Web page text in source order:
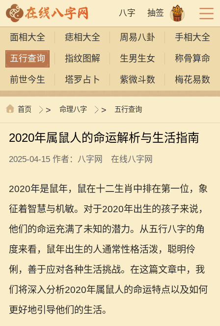
八字 抽签
面相大全 痣相大全 周易八卦 手相大全
五行查询 指纹图解 生男生女 称骨算命
前世今生 塔罗占卜 紫微斗数 梅花易数
首页 > 命理八字 > 五行查询
2020年属鼠人的命运解析与生活指南
2025-04-15 作者：八字网 在线八字网
2020年是鼠年，鼠在十二生肖中排在第一位，象
征着智慧与机敏。对于2020年出生的孩子来说，
他们的命运充满了未知的潜力。从五行八字的角
度来看，鼠年出生的人通常性格活泼，聪明伶
俐，善于应对各种生活挑战。在这篇文章中，我
们将深入分析2020年属鼠人的命运特点以及如何
更好地引导他们的生活。